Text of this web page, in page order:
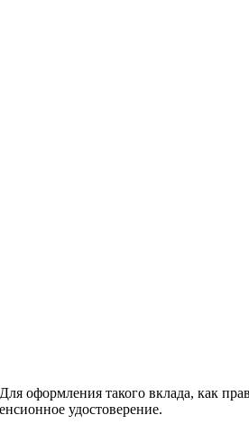
оформления такого вклада, как
удостоверение.